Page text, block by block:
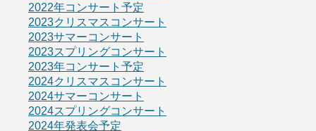
2022年コンサート予定
2023クリスマスコンサート
2023サマーコンサート
2023スプリングコンサート
2023年コンサート予定
2024クリスマスコンサート
2024サマーコンサート
2024スプリングコンサート
2024年発表会予定